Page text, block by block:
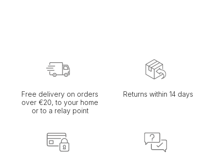
Free delivery on orders
over €20, to your home
or to a relay point
Returns within 14 days